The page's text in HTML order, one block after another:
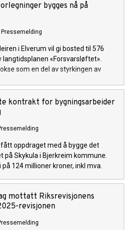
bygges nå på
Pressemelding
i Elverum vil gi bosted til 576
langtidsplanen «Forsvarsløftet».
som en del av styrkingen av
kontrakt for bygningsarbeider
oppdraget med å bygge det
på Skykula i Bjerkreim kommune.
124 millioner kroner, inkl mva.
mottatt Riksrevisjonens
revisjonen